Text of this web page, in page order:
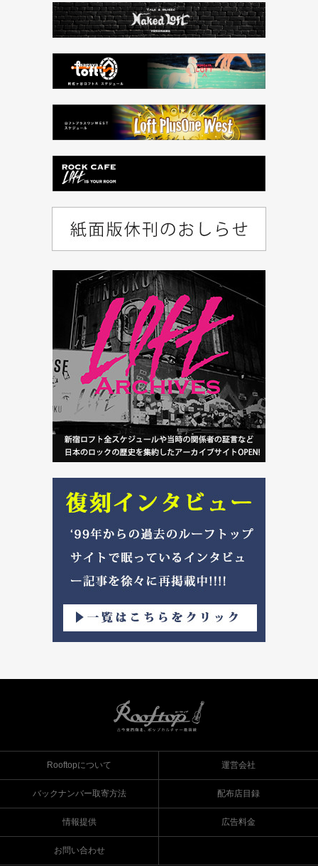
Rooftopについて 運営会社
バックナンバー取寄方法 配布店目録
情報提供 広告料金
お問い合わせ